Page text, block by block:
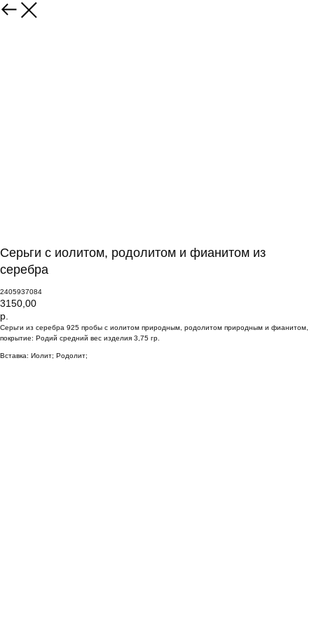
Серьги с иолитом, родолитом и фианитом из
серебра
2405937084
3150,00
р.
Серьги из серебра 925 пробы с иолитом природным, родолитом природным и фианитом,
покрытие: Родий средний вес изделия 3,75 гр.
Вставка: Иолит; Родолит;